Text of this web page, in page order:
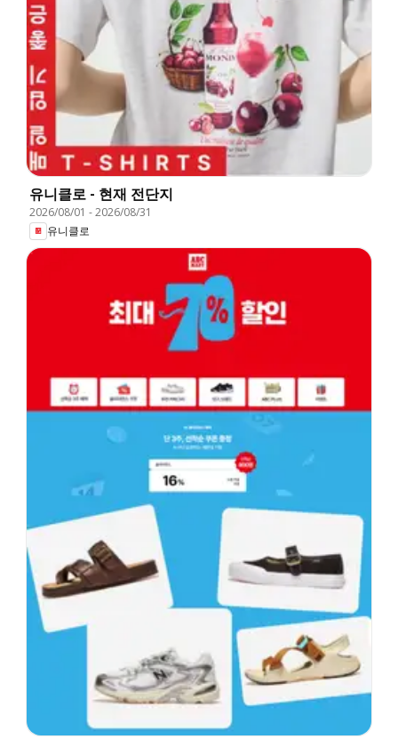
유니클로 - 현재 전단지
2026/08/01 -2026/08/31
유니클로